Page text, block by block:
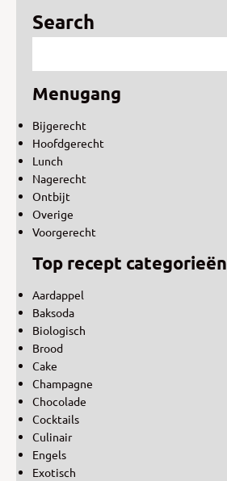
Search
Menugang
Bijgerecht
Hoofdgerecht
Lunch
Nagerecht
Ontbijt
Overige
Voorgerecht
Top recept categorieën
Aardappel
Baksoda
Biologisch
Brood
Cake
Champagne
Chocolade
Cocktails
Culinair
Engels
Exotisch